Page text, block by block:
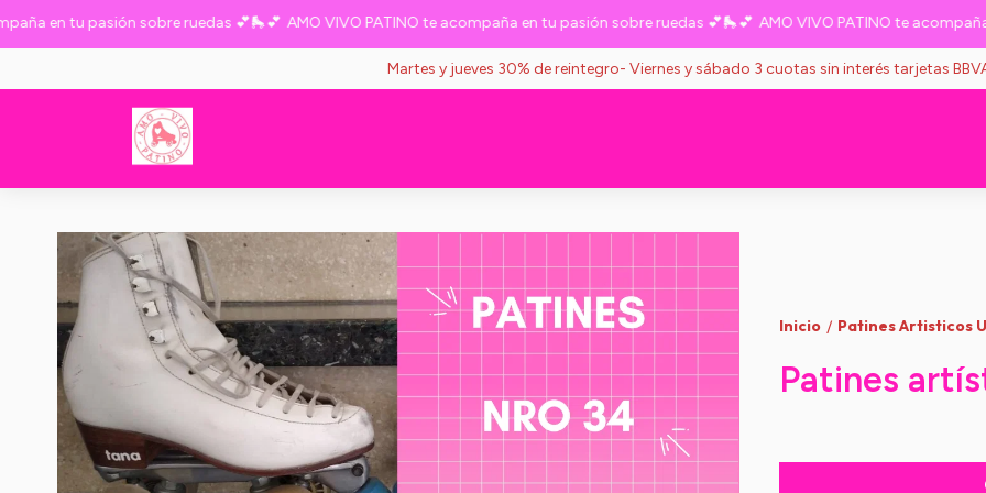
en tu pasión sobre ruedas 💕🛼💕 AMO VIVO PATINO te acompaña en tu pasión sobre ruedas 💕🛼💕 AMO VIVO PATINO te acompaña
Martes y jueves 30% de reintegro- Viernes y sábado 3 cuotas sin interés tarjetas
Inicio / Patines Artisticos
Patines